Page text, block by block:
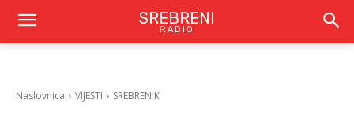
SREBRENI
RADIO
Naslovnica VIJESTI SREBRENIK